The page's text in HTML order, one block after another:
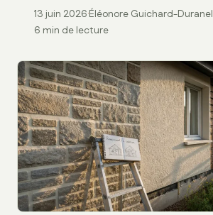
13 juin 2026·Éléonore Guichard-Duranel
6 min de lecture